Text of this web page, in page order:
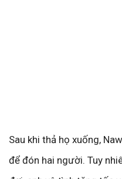
Sau khi thả họ xuống,
để đón hai người. Tuy